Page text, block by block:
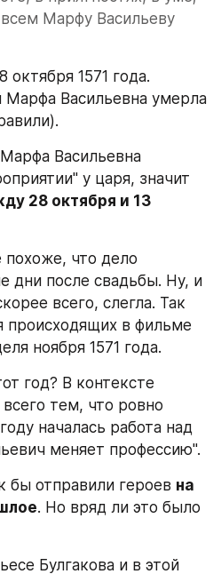
Марфу Васильеву
1571 года.
Марфа Васильевна умерла
Васильевна
у царя, значит
28 октября и 13
что дело
дни после свадьбы. Ну, и
всего, слегла. Так
происходящих в фильме
ноября 1571 года.
год? В контексте
тем, что ровно
началась работа над
меняет профессию".
бы отправили героев на
. Но вряд ли это было
Булгакова и в этой